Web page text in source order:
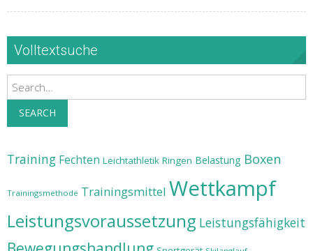
Volltextsuche
Search
SEARCH
Training Fechten Leichtathletik Ringen Belastung Boxen
Trainingsmethode Trainingsmittel Wettkampf
Leistungsvoraussetzung Leistungsfähigkeit